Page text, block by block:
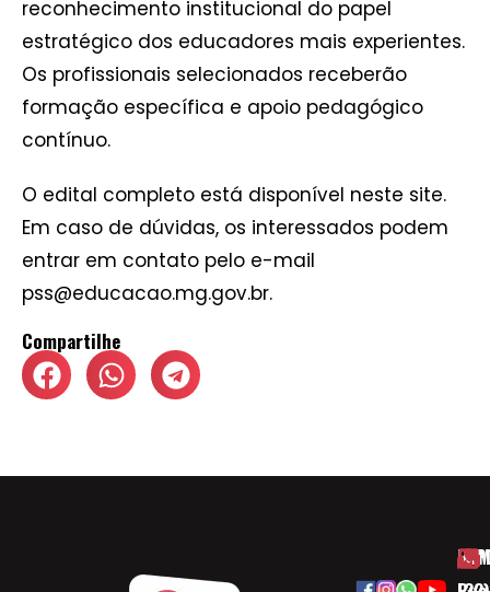
reconhecimento institucional do papel
estratégico dos educadores mais experientes.
Os profissionais selecionados receberão
formação específica e apoio pedagógico
contínuo.
O edital completo está disponível neste site.
Em caso de dúvidas, os interessados podem
entrar em contato pelo e-mail
pss@educacao.mg.gov.br.
Compartilhe